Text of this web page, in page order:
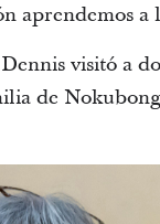
aprendemos a
visitó a
de